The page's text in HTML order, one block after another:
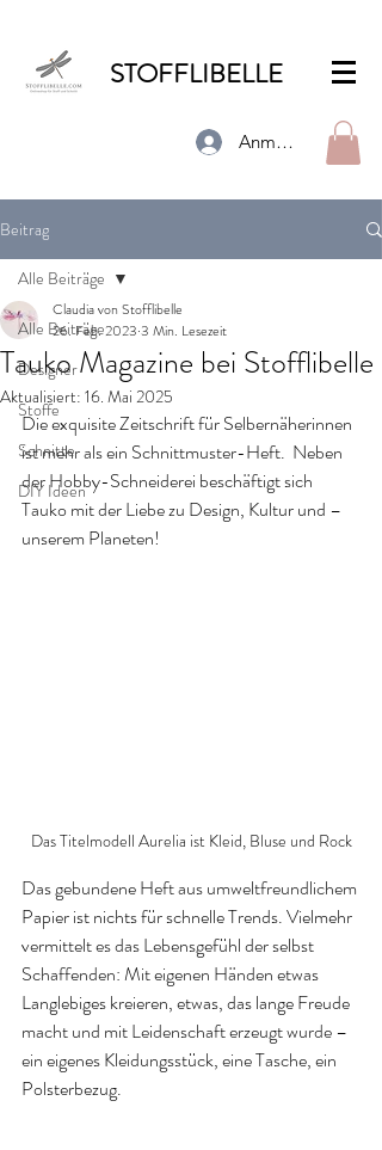
STOFFLIBELLE
Anmelden
Beitrag
Alle Beiträge
Designer
Stoffe
Schnitte
DIY Ideen
Alle Beiträge
Tauko Magazine bei Stofflibelle
Claudia von Stofflibelle
26. Feb. 2023 3 Min. Lesezeit
Aktualisiert: 16. Mai 2025
Die exquisite Zeitschrift für Selbernäherinnen
ist mehr als ein Schnittmuster-Heft.  Neben
der Hobby-Schneiderei beschäftigt sich
Tauko mit der Liebe zu Design, Kultur und –
unserem Planeten!
Das Titelmodell Aurelia ist Kleid, Bluse und Rock
Das gebundene Heft aus umweltfreundlichem
Papier ist nichts für schnelle Trends. Vielmehr
vermittelt es das Lebensgefühl der selbst
Schaffenden: Mit eigenen Händen etwas
Langlebiges kreieren, etwas, das lange Freude
macht und mit Leidenschaft erzeugt wurde –
ein eigenes Kleidungsstück, eine Tasche, ein
Polsterbezug.